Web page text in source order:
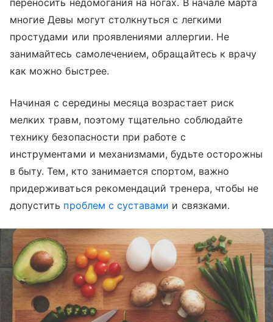
переносить недомогания на ногах. В начале марта
многие Девы могут столкнуться с легкими
простудами или проявлениями аллергии. Не
занимайтесь самолечением, обращайтесь к врачу
как можно быстрее.
Начиная с середины месяца возрастает риск
мелких травм, поэтому тщательно соблюдайте
технику безопасности при работе с
инструментами и механизмами, будьте осторожны
в быту. Тем, кто занимается спортом, важно
придерживаться рекомендаций тренера, чтобы не
допустить проблем с суставами и связками.